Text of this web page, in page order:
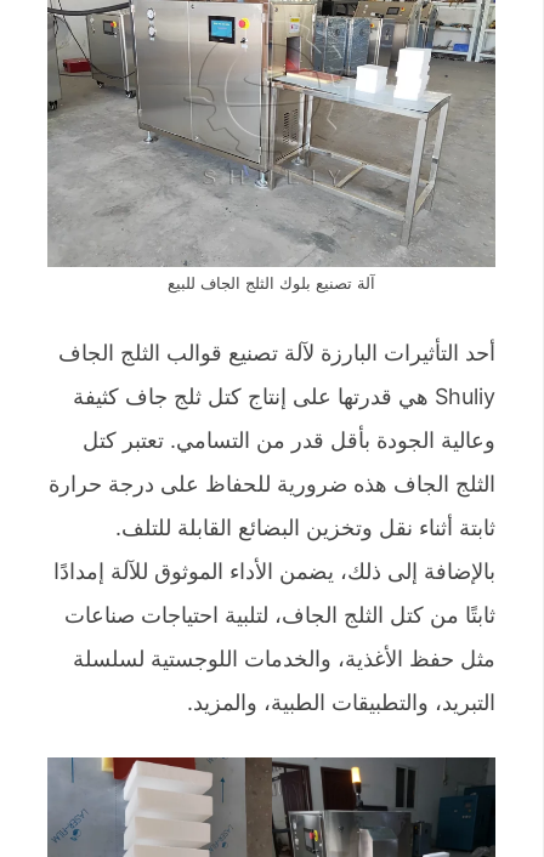
آلة تصنيع بلوك الثلج الجاف للبيع
أحد التأثيرات البارزة لآلة تصنيع قوالب الثلج الجاف
Shuliy هي قدرتها على إنتاج كتل ثلج جاف كثيفة
وعالية الجودة بأقل قدر من التسامي. تعتبر كتل
الثلج الجاف هذه ضرورية للحفاظ على درجة حرارة
ثابتة أثناء نقل وتخزين البضائع القابلة للتلف.
بالإضافة إلى ذلك، يضمن الأداء الموثوق للآلة إمدادًا
ثابتًا من كتل الثلج الجاف، لتلبية احتياجات صناعات
مثل حفظ الأغذية، والخدمات اللوجستية لسلسلة
التبريد، والتطبيقات الطبية، والمزيد.